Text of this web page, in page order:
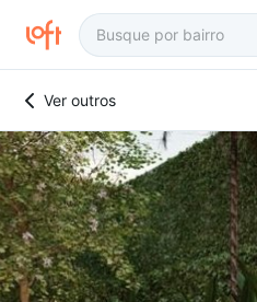
Ver outros